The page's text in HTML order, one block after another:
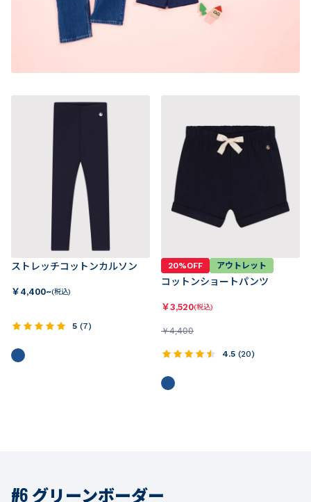
ストレッチコットンカルソン
￥ 4,400~(税込)
5 (7)
20%OFF アウトレット
コットンショートパンツ
￥3,520(税込)
￥4,400
4.5 (20)
#6 グリーンボーダー